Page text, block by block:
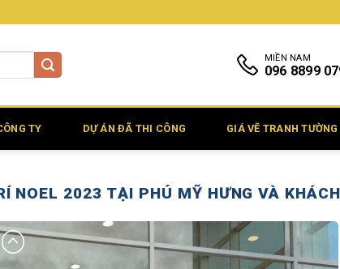
MIỀN NAM
096 8899
TY DỰ ÁN ĐÃ THI CÔNG GIÁ VẼ TRANH TƯỜNG
NOEL 2023 TẠI PHÚ MỸ HƯNG VÀ